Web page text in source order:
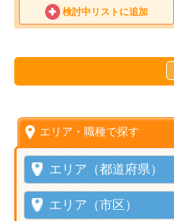
検討中リストに追加
エリア・職種で探す
エリア（都道府県）
エリア（市区）